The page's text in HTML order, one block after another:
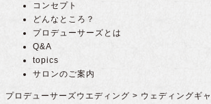
コンセプト
どんなところ？
プロデューサーズとは
Q&A
topics
サロンのご案内
プロデューサーズウエディング > ウェディングギ